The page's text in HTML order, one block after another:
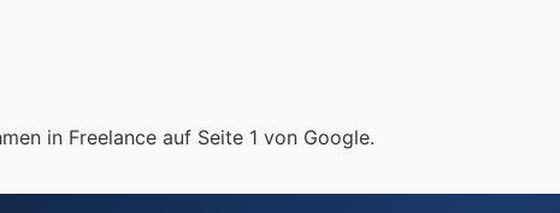
in Freelance auf Seite 1 von Google.